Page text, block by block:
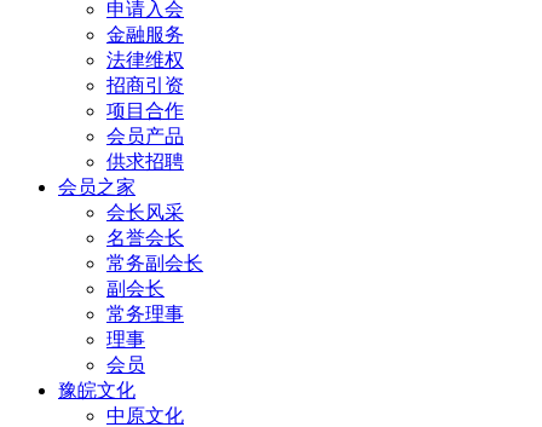
申请入会
金融服务
法律维权
招商引资
项目合作
会员产品
供求招聘
会员之家
会长风采
名誉会长
常务副会长
副会长
常务理事
理事
会员
豫皖文化
中原文化